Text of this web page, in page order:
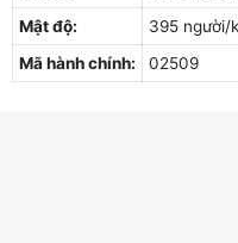
Mật độ:
395 người/
Mã hành chính:
02509